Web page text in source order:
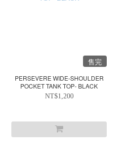
售完
PERSEVERE WIDE-SHOULDER
POCKET TANK TOP- BLACK
NT$1,200